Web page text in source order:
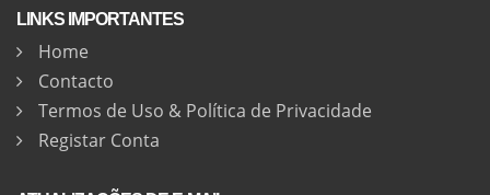
LINKS IMPORTANTES
Home
Contacto
Termos de Uso & Política de Privacidade
Registar Conta